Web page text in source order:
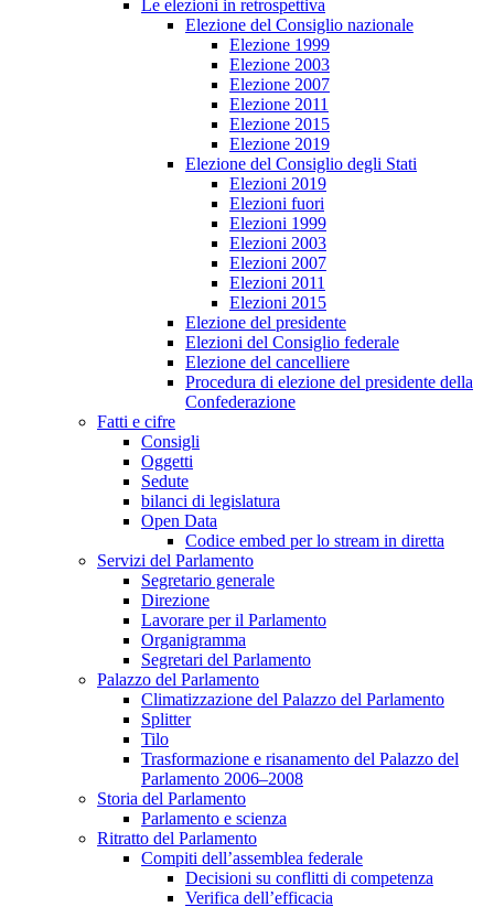
Le elezioni in retrospettiva
Elezione del Consiglio nazionale
Elezione 1999
Elezione 2003
Elezione 2007
Elezione 2011
Elezione 2015
Elezione 2019
Elezione del Consiglio degli Stati
Elezioni 2019
Elezioni fuori
Elezioni 1999
Elezioni 2003
Elezioni 2007
Elezioni 2011
Elezioni 2015
Elezione del presidente
Elezioni del Consiglio federale
Elezione del cancelliere
Procedura di elezione del presidente della
Confederazione
Fatti e cifre
Consigli
Oggetti
Sedute
bilanci di legislatura
Open Data
Codice embed per lo stream in diretta
Servizi del Parlamento
Segretario generale
Direzione
Lavorare per il Parlamento
Organigramma
Segretari del Parlamento
Palazzo del Parlamento
Climatizzazione del Palazzo del Parlamento
Splitter
Tilo
Trasformazione e risanamento del Palazzo del
Parlamento 2006–2008
Storia del Parlamento
Parlamento e scienza
Ritratto del Parlamento
Compiti dell’assemblea federale
Decisioni su conflitti di competenza
Verifica dell’efficacia